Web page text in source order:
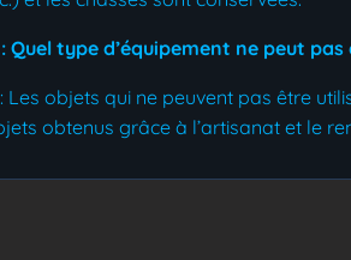
Quel type d’équipement ne peut
Les objets qui ne peuvent pas être
obtenus grâce à l’artisanat et le